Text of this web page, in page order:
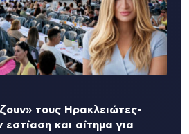
τους Ηρακλειώτες-
εστίαση και αίτημα για